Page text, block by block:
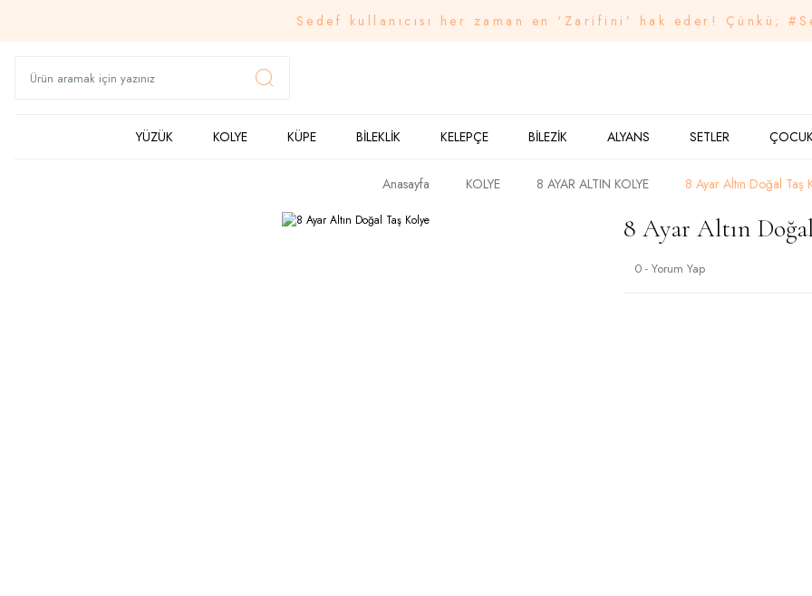
Sedef kullanıcısı her zaman en ‘Zarifini’ hak eder! Çünkü;
YÜZÜK KOLYE KÜPE BİLEKLİK KELEPÇE BİLEZİK ALYANS SETLER
Anasayfa KOLYE 8 AYAR ALTIN KOLYE 8 Ayar Altın Doğal Taş
8 Ayar Altın
0 - Yorum Yap